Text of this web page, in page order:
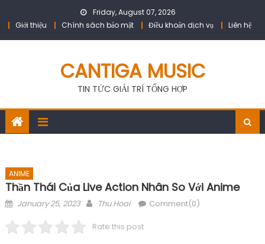
Friday, August 07, 2026
Giới thiệu
Chính sách bảo mật Điều khoản dịch vụ Liên hệ
CANTIGA MUSIC
TIN TỨC GIẢI TRÍ TỔNG HỢP
ANIME
Thần Thái Của Live Action Nhân So Với Anime
Posted
January 25, 2023 Author
Thu Hoai Comment(0)
Rate this post